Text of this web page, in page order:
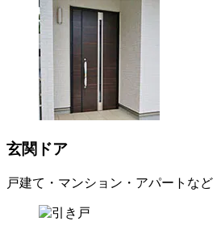
玄関ドア
戸建て・マンション・アパートなど